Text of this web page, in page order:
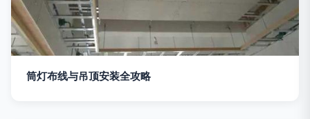
筒灯布线与吊顶安装全攻略